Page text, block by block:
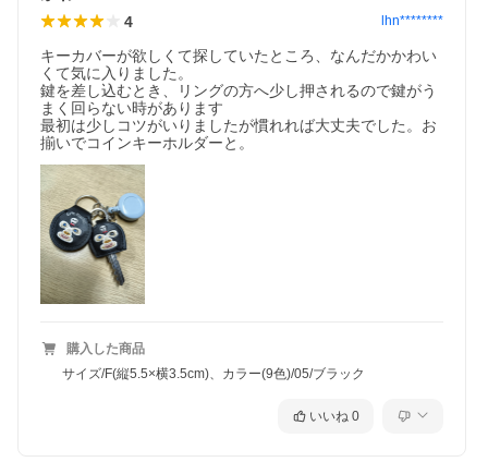
4 lhn********
キーカバーが欲しくて探していたところ、なんだかかわい
くて気に入りました。
鍵を差し込むとき、リングの方へ少し押されるので鍵がう
まく回らない時があります
最初は少しコツがいりましたが慣れれば大丈夫でした。お
揃いでコインキーホルダーと。
購入した商品
サイズ/F(縦5.5×横3.5cm)、カラー(9色)/05/ブラック
いいね 0